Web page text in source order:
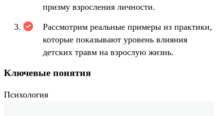
призму взросления личности.
Рассмотрим реальные примеры из практики,
которые показывают уровень влияния
детских травм на взрослую жизнь.
Ключевые понятия
Психология